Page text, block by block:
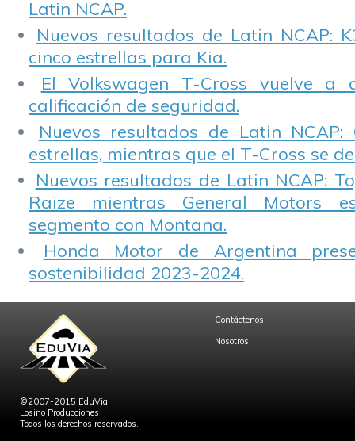
Latin NCAP.
Nuevos resultados de Latin NCAP:
cinco estrellas para Kia.
El Volkswagen T-Cross vuelve a
calificación de seguridad.
Nuevos resultados de Latin NCAP:
estrellas, mientras que el T-Cross se
Nuevos resultados de Latin NCAP:
Raize mientras General Motors
segmento con Montana.
Honda Motor de Argentina
sostenibilidad 2023-2024.
©2007-2015 EduVia
Losino Producciones
Todos los derechos reservados.
Contáctenos
Nosotros